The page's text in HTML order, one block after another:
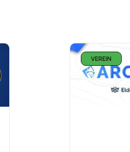
VEREIN